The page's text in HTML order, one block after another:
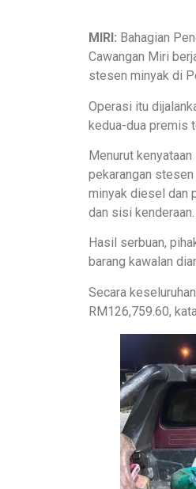
MIRI: Bahagian
Cawangan Miri
stesen minyak di
Operasi itu
kedua-dua premis
Menurut
pekarangan
minyak diesel dan
dan sisi kenderaan.
Hasil serbuan,
barang kawalan
Secara
RM126,759.60,